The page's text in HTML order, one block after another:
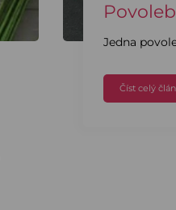
Jedna
Číst celý